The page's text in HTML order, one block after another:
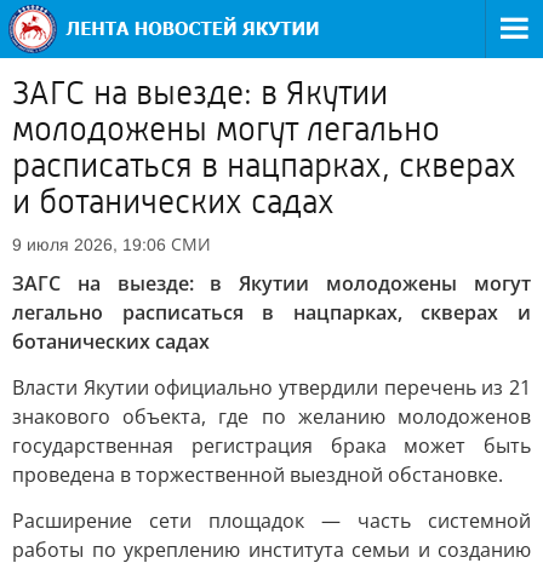
ЗАГС на выезде: в Якутии
молодожены могут легально
расписаться в нацпарках, скверах
и ботанических садах
9 июля 2026, 19:06 СМИ
ЗАГС на выезде: в Якутии молодожены могут
легально расписаться в нацпарках, скверах и
ботанических садах
Власти Якутии официально утвердили перечень из 21
знакового объекта, где по желанию молодоженов
государственная регистрация брака может быть
проведена в торжественной выездной обстановке.
Расширение сети площадок — часть системной
работы по укреплению института семьи и созданию